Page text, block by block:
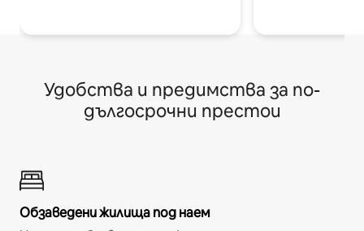
Удобства и предимства за по-
дългосрочни престои
Обзаведени жилища под наем